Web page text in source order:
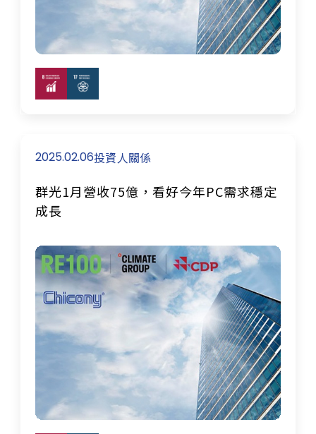
2025.02.06投資人關係
群光1月營收75億，看好今年PC需求穩定
成長